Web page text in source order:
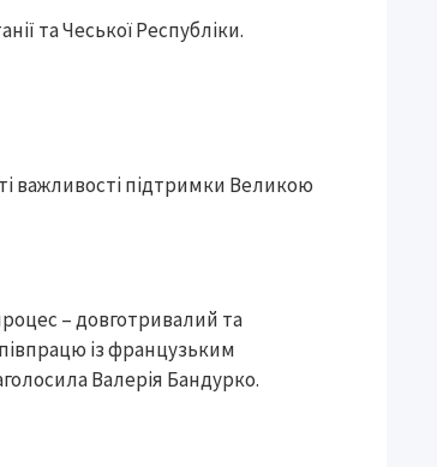
та Чеської Республіки.
важливості підтримки Великою
– довготривалий та
із французьким
Валерія Бандурко.